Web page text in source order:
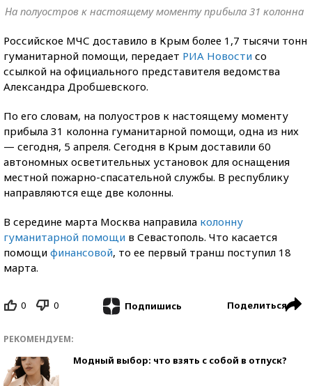
На полуостров к настоящему моменту прибыла 31 колонна
Российское МЧС доставило в Крым более 1,7 тысячи тонн
гуманитарной помощи, передает РИА Новости со
ссылкой на официального представителя ведомства
Александра Дробшевского.
По его словам, на полуостров к настоящему моменту
прибыла 31 колонна гуманитарной помощи, одна из них
— сегодня, 5 апреля. Сегодня в Крым доставили 60
автономных осветительных установок для оснащения
местной пожарно-спасательной службы. В республику
направляются еще две колонны.
В середине марта Москва направила колонну
гуманитарной помощи в Севастополь. Что касается
помощи финансовой, то ее первый транш поступил 18
марта.
0 0 Подпишись Поделиться
РЕКОМЕНДУЕМ:
Модный выбор: что взять с собой в отпуск?